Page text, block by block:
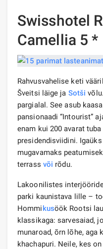
Swisshotel
Camellia 5 *
Rahvusvahelise keti
Šveitsi läige ja Sotši
pargialal. See asub
pansionaadi “Intourist”
enam kui 200 avarat
presidendisviidini.
mugavamaks
terrass või rõdu.
Lakoonilistes
parki kaunistava lille –
Hommikusöök Rootsi
klassikaga: sarvesaiad,
munaroad, õrn lõhe,
khachapuri. Neile, kes